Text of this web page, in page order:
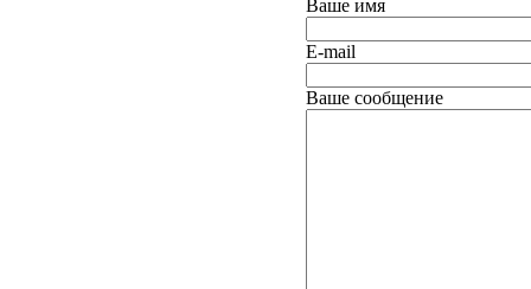
Ваше имя
E-mail
Ваше сообщение